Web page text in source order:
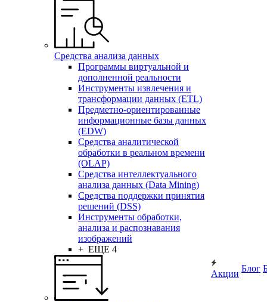
Средства анализа данных
Программы виртуальной и
дополненной реальности
Инструменты извлечения и
трансформации данных (ETL)
Предметно-ориентированные
информационные базы данных
(EDW)
Средства аналитической
обработки в реальном времени
(OLAP)
Средства интеллектуального
анализа данных (Data Mining)
Средства поддержки принятия
решений (DSS)
Инструменты обработки,
анализа и распознавания
изображений
+ ЕЩЕ 4
Акции
Блог